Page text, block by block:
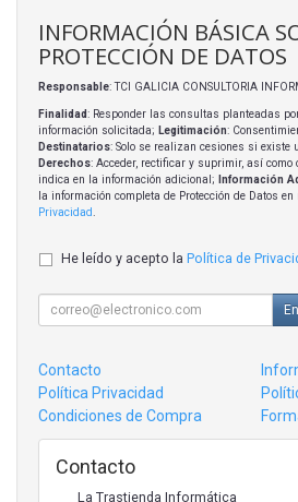
INFORMACIÓN BÁSICA
PROTECCIÓN DE DATOS
Responsable: TCI GALICIA CONSULTORIA
Finalidad: Responder las consultas planteadas
información solicitada; Legitimación:
Destinatarios: Solo se realizan cesiones si existe
Derechos: Acceder, rectificar y suprimir, así como
indica en la información adicional;
Información
la información completa de Protección de Datos en
Privacidad
He leído y acepto la Política de
Contacto
Política Privacidad
Condiciones de Compra
Contacto
La Trastienda Informática